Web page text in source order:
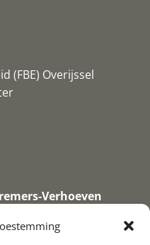
(FBE) Overijssel
Verhoeven